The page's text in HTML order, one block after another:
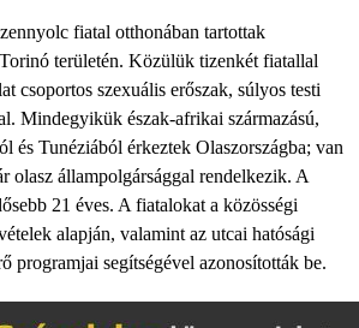
fiatal otthonában tartottak
területén. Közülük tizenkét fiatallal
csoportos szexuális erőszak, súlyos testi
Mindegyikük észak-afrikai származású,
és Tunéziából érkeztek Olaszországba; van
olasz állampolgársággal rendelkezik. A
21 éves. A fiatalokat a közösségi
alapján, valamint az utcai hatósági
programjai segítségével azonosították be.